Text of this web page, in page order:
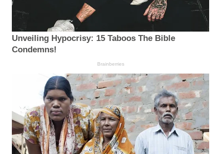
Unveiling Hypocrisy: 15 Taboos The Bible
Condemns!
Brainberries